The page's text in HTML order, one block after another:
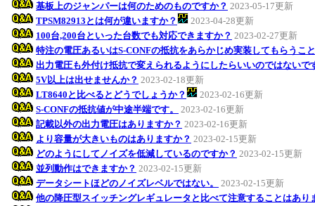
基板上のジャンパーは何のためのものですか？ 2023-05-17更新
TPSM82913とは何が違いますか？
2023-04-28更新
100台,200台といった台数でも対応できますか？ 2023-02-27更新
特注の電圧あるいはS-CONFの抵抗をあらかじめ実装してもらうこ
出力電圧も外付け抵抗で変えられるようにしたらいいのではないで
5V以上は出せませんか？ 2023-02-18更新
LT8640と比べるとどうでしょうか？
2023-02-16更新
S-CONFの抵抗値が中途半端です。
2023-02-16更新
記載以外の出力電圧はありますか？ 2023-02-16更新
より容量が大きいものはありますか？ 2023-02-15更新
どのようにしてノイズを低減しているのですか？ 2023-02-15更新
並列動作はできますか？ 2023-02-15更新
データシートほどのノイズレベルではない。
2023-02-15更新
他の降圧型スイッチングレギュレータと比べて注意することはあり